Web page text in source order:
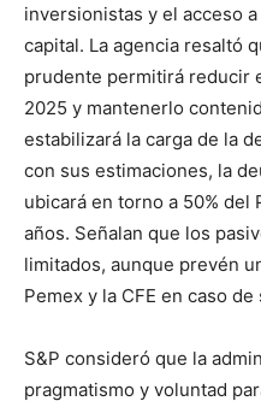
inversionistas y el acceso
capital. La agencia resaltó
prudente permitirá reducir
2025 y mantenerlo
estabilizará la carga de la
con sus estimaciones, la
ubicará en torno a 50% del
años. Señalan que los
limitados, aunque prevén
Pemex y la CFE en caso
S&P consideró que la
pragmatismo y voluntad